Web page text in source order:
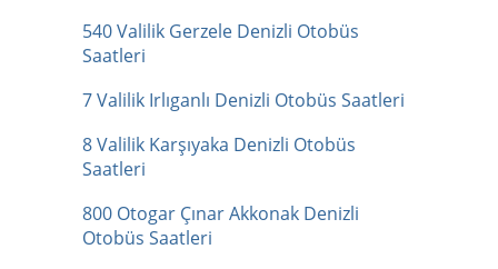
540 Valilik Gerzele Denizli Otobüs
Saatleri
7 Valilik Irlıganlı Denizli Otobüs Saatleri
8 Valilik Karşıyaka Denizli Otobüs
Saatleri
800 Otogar Çınar Akkonak Denizli
Otobüs Saatleri